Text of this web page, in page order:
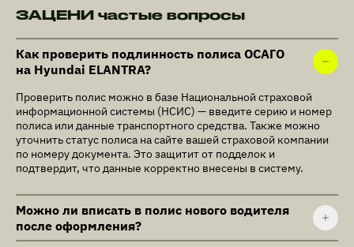
ЗАЦЕНИ частые вопросы
Как проверить подлинность полиса ОСАГО
на Hyundai ELANTRA?
Проверить полис можно в базе Национальной страховой
информационной системы (НСИС) — введите серию и номер
полиса или данные транспортного средства. Также можно
уточнить статус полиса на сайте вашей страховой компании
по номеру документа. Это защитит от подделок и
подтвердит, что данные корректно внесены в систему.
Можно ли вписать в полис нового водителя
после оформления?